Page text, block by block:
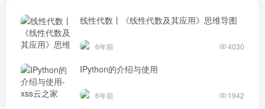
线性代数丨《线性代数及其应用》思维导图
6年前 4030
IPython的介绍与使用
6年前 1942